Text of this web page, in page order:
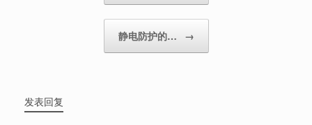
静电防护的… →
发表回复